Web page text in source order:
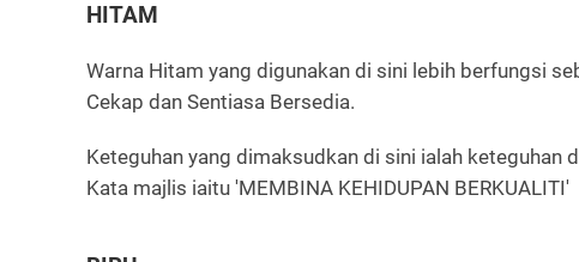
HITAM
Warna Hitam yang digunakan di sini lebih berfungsi
Cekap dan Sentiasa Bersedia.
Keteguhan yang dimaksudkan di sini ialah
Kata majlis iaitu 'MEMBINA KEHIDUPAN BERKUALITI'